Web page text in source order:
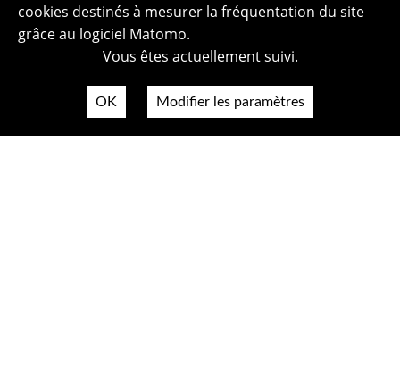
cookies destinés à mesurer la fréquentation du site
grâce au logiciel Matomo.
Vous êtes actuellement suivi.
OK Modifier les paramètres